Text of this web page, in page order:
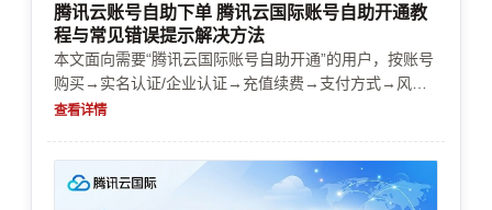
腾讯云账号自助下单 腾讯云国际账号自助开通教
程与常见错误提示解决方法
本文面向需要“腾讯云国际账号自助开通”的用户，按账号
购买→实名认证/企业认证→充值续费→支付方式→风控
审核→资源限制→成本控制的顺序给出可操作步骤，并汇
败、扣款失败、额度不足、后续续费/停服风险等实际问
题，帮助你快速完成决策与上线。
查看详情